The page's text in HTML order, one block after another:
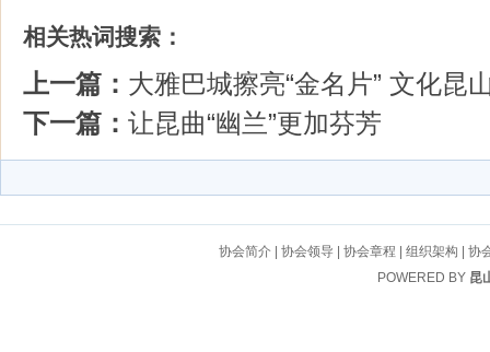
相关热词搜索：
上一篇： 大雅巴城擦亮“金名片” 文化昆
下一篇： 让昆曲“幽兰”更加芬芳
协会简介 |协会领导 |协会章程 |组织架构 |协
POWERED BY 昆